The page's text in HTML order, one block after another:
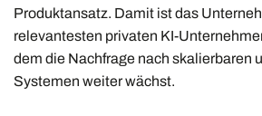
Produktansatz. Damit ist das
relevantesten privaten KI-
dem die Nachfrage nach skalierbaren
Systemen weiter wächst.